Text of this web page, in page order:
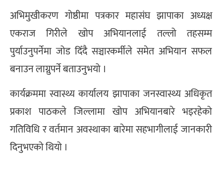
अभिमुखीकरण गोष्ठीमा पत्रकार महासंघ झापाका अध्यक्ष
एकराज गिरीले खोप अभियानलाई तल्लो तहसम्म
पुर्याउनुपर्नेमा जोड दिँदै सञ्चारकर्मीले समेत अभियान सफल
बनाउन लाग्नुपर्ने बताउनुभयो ।
कार्यक्रममा स्वास्थ्य कार्यालय झापाका जनस्वास्थ्य अधिकृत
प्रकाश पाठकले जिल्लामा खोप अभियानबारे भइरहेको
गतिविधि र वर्तमान अवस्थाका बारेमा सहभागीलाई जानकारी
दिनुभएको थियो ।